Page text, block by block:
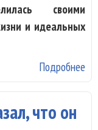
своими
и идеальных
Подробнее
что он